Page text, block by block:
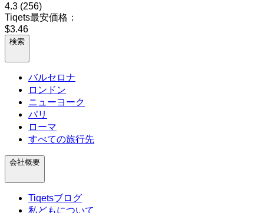
4.3 (256)
Tiqets最安価格：
$3.46
検索
バルセロナ
ロンドン
ニューヨーク
パリ
ローマ
すべての旅行先
会社概要
Tiqetsブログ
私どもについて